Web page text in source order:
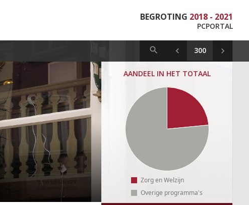
BEGROTING 2018 - 2021
PCPORTAL
AANDEEL IN HET TOTAAL
Zorg en Welzijn
Overige programma's